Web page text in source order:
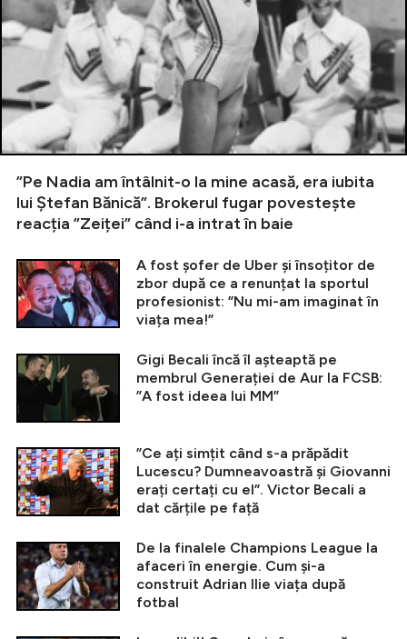
”Pe Nadia am întâlnit-o la mine acasă, era iubita
lui Ștefan Bănică”. Brokerul fugar povestește
reacția ”Zeiței” când i-a intrat în baie
A fost șofer de Uber și însoțitor de
zbor după ce a renunțat la sportul
profesionist: ”Nu mi-am imaginat în
viața mea!”
Gigi Becali încă îl așteaptă pe
membrul Generației de Aur la FCSB:
”A fost ideea lui MM”
”Ce ați simțit când s-a prăpădit
Lucescu? Dumneavoastră și Giovanni
erați certați cu el”. Victor Becali a
dat cărțile pe față
De la finalele Champions League la
afaceri în energie. Cum și-a
construit Adrian Ilie viața după
fotbal